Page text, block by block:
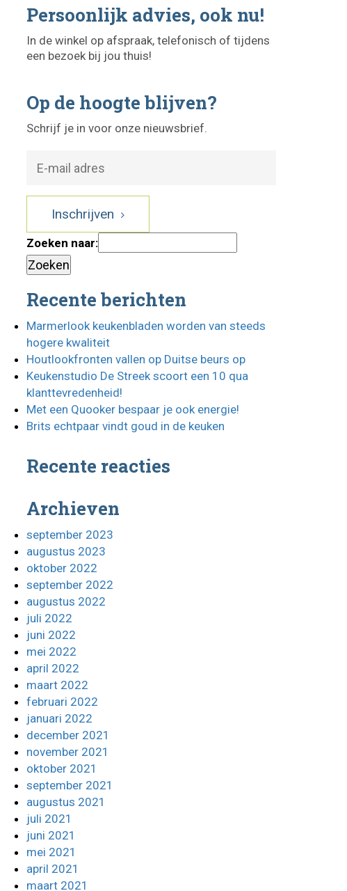
Persoonlijk advies, ook nu!
In de winkel op afspraak, telefonisch of tijdens
een bezoek bij jou thuis!
Op de hoogte blijven?
Schrijf je in voor onze nieuwsbrief.
Inschrijven
Zoeken naar:
Recente berichten
Marmerlook keukenbladen worden van steeds
hogere kwaliteit
Houtlookfronten vallen op Duitse beurs op
Keukenstudio De Streek scoort een 10 qua
klanttevredenheid!
Met een Quooker bespaar je ook energie!
Brits echtpaar vindt goud in de keuken
Recente reacties
Archieven
september 2023
augustus 2023
oktober 2022
september 2022
augustus 2022
juli 2022
juni 2022
mei 2022
april 2022
maart 2022
februari 2022
januari 2022
december 2021
november 2021
oktober 2021
september 2021
augustus 2021
juli 2021
juni 2021
mei 2021
april 2021
maart 2021